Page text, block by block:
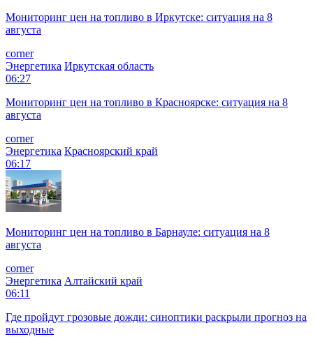
Мониторинг цен на топливо в Иркутске: ситуация на 8
августа
corner
Энергетика Иркутская область
06:27
Мониторинг цен на топливо в Красноярске: ситуация на 8
августа
corner
Энергетика Красноярский край
06:17
Мониторинг цен на топливо в Барнауле: ситуация на 8
августа
corner
Энергетика Алтайский край
06:11
Где пройдут грозовые дожди: синоптики раскрыли прогноз на
выходные